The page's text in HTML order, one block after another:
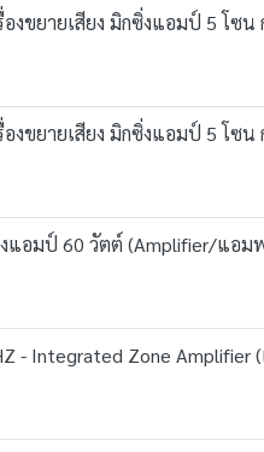
องขยายเสียง มิกซิ่งแอมป์ 5 โ
องขยายเสียง มิกซิ่งแอมป์ 5 โ
งแอมป์ 60 วัตต์ (Amplifier/แอม
- Integrated Zone Amplifier